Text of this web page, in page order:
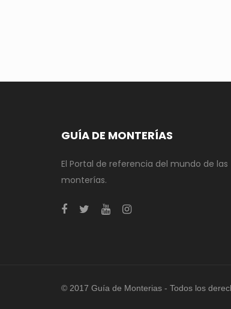
GUÍA DE MONTERÍAS
El Portal de referencia del mundo de las
monterías.
© 2017 Guía de Monterias - Todos los